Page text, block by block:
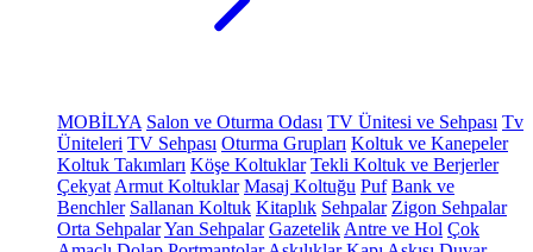
MOBİLYA Salon ve Oturma Odası TV Ünitesi ve Sehpası Tv
Üniteleri TV Sehpası Oturma Grupları Koltuk ve Kanepeler
Koltuk Takımları Köşe Koltuklar Tekli Koltuk ve Berjerler
Çekyat Armut Koltuklar Masaj Koltuğu Puf Bank ve
Benchler Sallanan Koltuk Kitaplık Sehpalar Zigon Sehpalar
Orta SehpalarYan Sehpalar Gazetelik Antre ve Hol Çok